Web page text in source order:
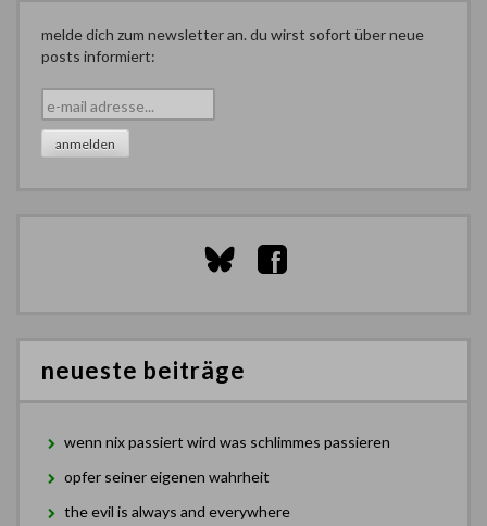
melde dich zum newsletter an. du wirst sofort über neue
posts informiert:
neueste beiträge
wenn nix passiert wird was schlimmes passieren
opfer seiner eigenen wahrheit
the evil is always and everywhere